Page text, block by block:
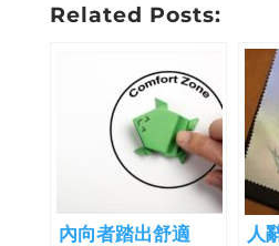
Related Posts:
內向者踏出舒適
人